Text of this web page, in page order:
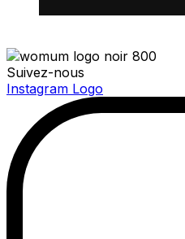
Suivez-nous
Instagram Logo